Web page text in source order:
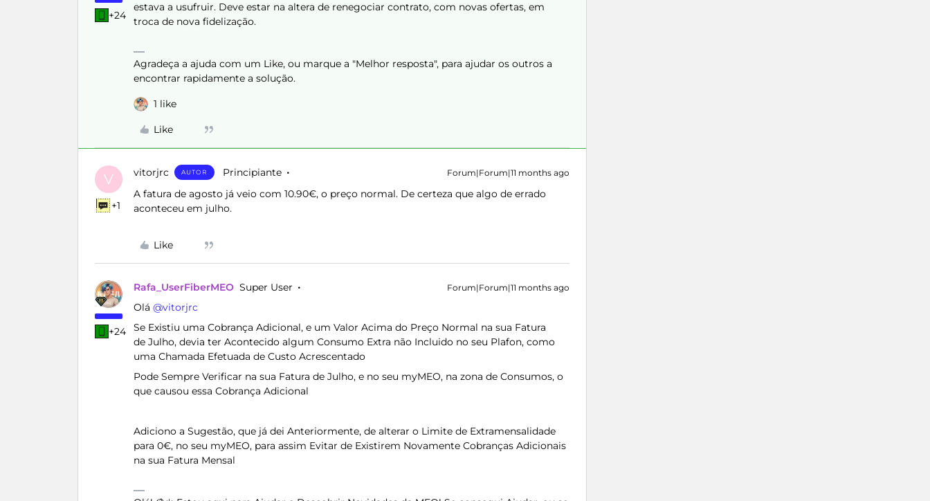
+24
estava a usufruir. Deve estar na altera de renegociar contrato, com novas ofertas, em
troca de nova fidelização.
Agradeça a ajuda com um Like, ou marque a "Melhor resposta", para ajudar os outros a
encontrar rapidamente a solução.
1 like
Like
V
+1
vitorjrc AUTOR Principiante Forum|Forum|11 months ago
A fatura de agosto já veio com 10.90€, o preço normal. De certeza que algo de errado
aconteceu em julho.
Like
+24
Rafa_UserFiberMEO Super User Forum|Forum|11 months ago
Olá ​ @vitorjrc
Se Existiu uma Cobrança Adicional, e um Valor Acima do Preço Normal na sua Fatura
de Julho, devia ter Acontecido algum Consumo Extra não Incluido no seu Plafon, como
uma Chamada Efetuada de Custo Acrescentado
Pode Sempre Verificar na sua Fatura de Julho, e no seu myMEO, na zona de Consumos, o
que causou essa Cobrança Adicional
Adiciono a Sugestão, que já dei Anteriormente, de alterar o Limite de Extramensalidade
para 0€, no seu myMEO, para assim Evitar de Existirem Novamente Cobranças Adicionais
na sua Fatura Mensal